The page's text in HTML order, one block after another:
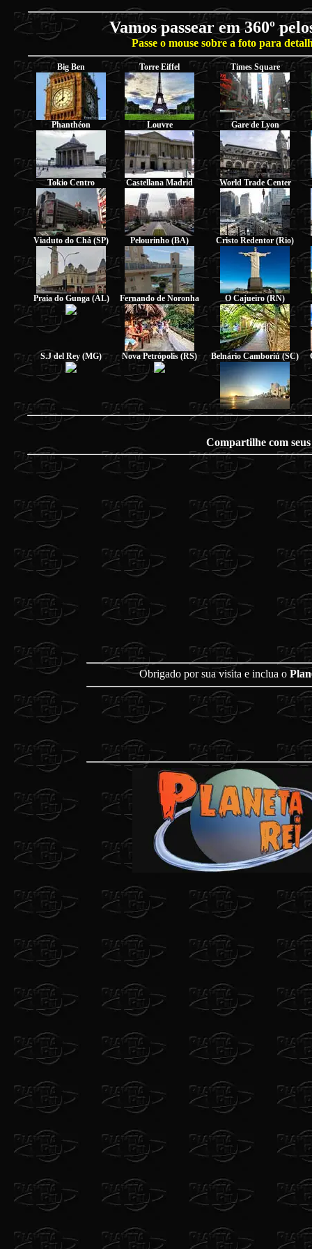
Vamos passear em 360º
Passe o mouse sobre a foto para
Big Ben Torre Eiffel Times Square
Phanthéon Louvre Gare de Lyon
Tokio Centro Castellana Madrid World Trade Center
Viaduto do Chá (SP) Pelourinho (BA) Cristo Redentor (Rio)
Praia do Gunga (AL) Fernando de Noronha O Cajueiro (RN)
S.J del Rey (MG) Nova Petrópolis (RS) Belnário Camboriú (SC)
Compartilhe com
Obrigado por sua visita e inclua o